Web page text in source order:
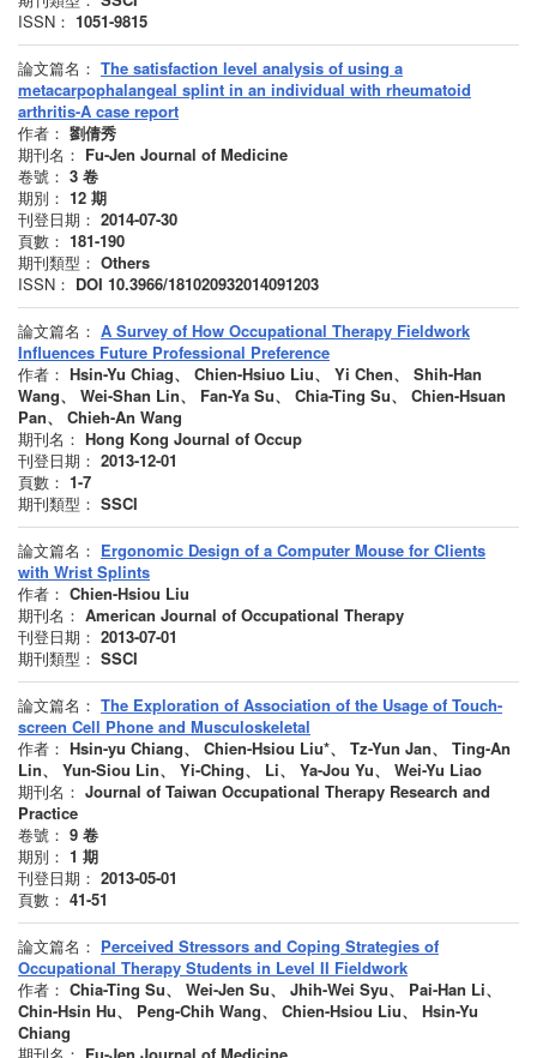
ISSN： 1051-9815
論文篇名： The satisfaction level analysis of using a
metacarpophalangeal splint in an individual with rheumatoid
arthritis-A case report
作者： 劉倩秀
期刊名： Fu-Jen Journal of Medicine
卷號： 3 卷
期別： 12 期
刊登日期： 2014-07-30
頁數： 181-190
期刊類型： Others
ISSN： DOI 10.3966/181020932014091203
論文篇名： A Survey of How Occupational Therapy Fieldwork
Influences Future Professional Preference
作者： Hsin-Yu Chiag、 Chien-Hsiuo Liu、 Yi Chen、 Shih-Han
Wang、 Wei-Shan Lin、 Fan-Ya Su、 Chia-Ting Su、 Chien-Hsuan
Pan、 Chieh-An Wang
期刊名： Hong Kong Journal of Occup
刊登日期： 2013-12-01
頁數： 1-7
期刊類型： SSCI
論文篇名： Ergonomic Design of a Computer Mouse for Clients
with Wrist Splints
作者： Chien-Hsiou Liu
期刊名： American Journal of Occupational Therapy
刊登日期： 2013-07-01
期刊類型： SSCI
論文篇名： The Exploration of Association of the Usage of Touch-
screen Cell Phone and Musculoskeletal
作者： Hsin-yu Chiang、 Chien-Hsiou Liu*、 Tz-Yun Jan、 Ting-An
Lin、 Yun-Siou Lin、 Yi-Ching、 Li、 Ya-Jou Yu、 Wei-Yu Liao
期刊名： Journal of Taiwan Occupational Therapy Research and
Practice
卷號： 9 卷
期別： 1 期
刊登日期： 2013-05-01
頁數： 41-51
論文篇名： Perceived Stressors and Coping Strategies of
Occupational Therapy Students in Level II Fieldwork
作者： Chia-Ting Su、 Wei-Jen Su、 Jhih-Wei Syu、 Pai-Han Li、
Chin-Hsin Hu、 Peng-Chih Wang、 Chien-Hsiou Liu、 Hsin-Yu
Chiang